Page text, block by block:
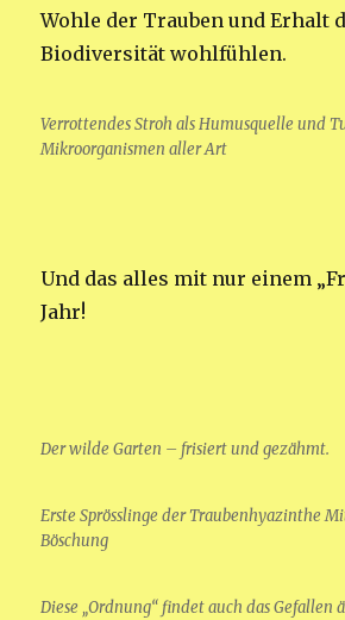
Wohle der Trauben und Erhalt
Biodiversität wohlfühlen.
Verrottendes Stroh als Humusquelle und
Mikroorganismen aller Art
Und das alles mit nur einem
Jahr!
Der wilde Garten – frisiert und gezähmt.
Erste Sprösslinge der Traubenhyazinthe
Böschung
Diese „Ordnung“ findet auch das Gefallen